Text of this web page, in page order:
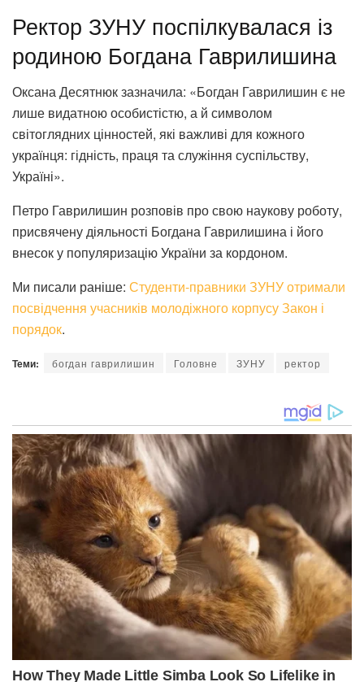
Ректор ЗУНУ поспілкувалася із
родиною Богдана Гаврилишина
Оксана Десятнюк зазначила: «Богдан Гаврилишин є не
лише видатною особистістю, а й символом
світоглядних цінностей, які важливі для кожного
українця: гідність, праця та служіння суспільству,
Україні».
Петро Гаврилишин розповів про свою наукову роботу,
присвячену діяльності Богдана Гаврилишина і його
внесок у популяризацію України за кордоном.
Ми писали раніше: Студенти-правники ЗУНУ отримали
посвідчення учасників молодіжного корпусу Закон і
порядок.
Теми: богдан гаврилишин Головне ЗУНУ ректор